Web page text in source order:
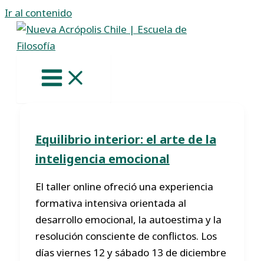
Ir al contenido
Equilibrio interior: el arte de la
inteligencia emocional
El taller online ofreció una experiencia
formativa intensiva orientada al
desarrollo emocional, la autoestima y la
resolución consciente de conflictos. Los
días viernes 12 y sábado 13 de diciembre